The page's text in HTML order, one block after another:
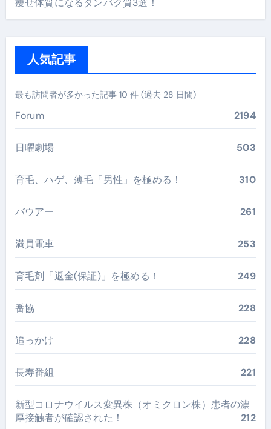
痩せ体質になるタンパク質3選！
人気記事
最も訪問者が多かった記事 10 件 (過去 28 日間)
Forum 2194
日曜劇場 503
育毛、ハゲ、薄毛「男性」を極める！ 310
バウアー 261
満員電車 253
育毛剤「返金(保証)」を極める！ 249
番協 228
追っかけ 228
長寿番組 221
新型コロナウイルス変異株（オミクロン株）患者の濃
厚接触者が確認された！
212